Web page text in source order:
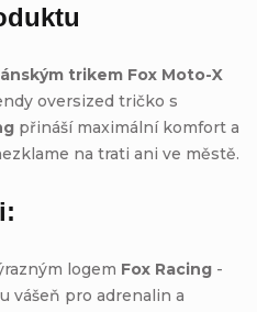
trikem Fox Moto-X
oversized tričko s
přináší maximální komfort a
na trati ani ve městě.
logem Fox Racing -
vášeň pro adrenalin a